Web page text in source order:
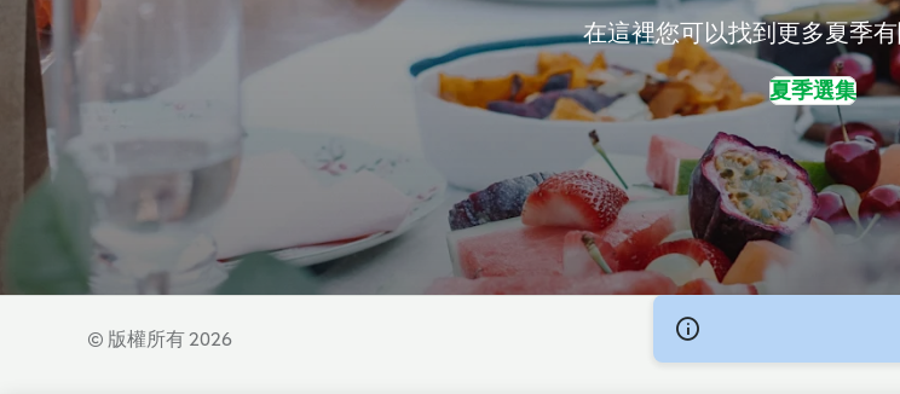
在這裡您可以找到更多夏季
夏季選集
© 版權所有 2026